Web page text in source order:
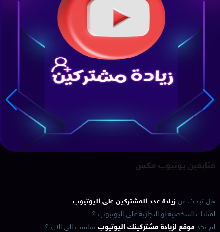
متابعين يوتيوب مكس
هل تبحث عن زيادة عدد المشتركين على اليوتيوب
لقناتك الشخصية او التجارية على اليوتيوب ؟
لم تجد موقع لزيادة مشتركينك اليوتيوب مناسب الى الان ؟